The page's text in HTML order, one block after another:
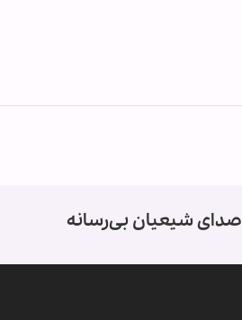
صدای شیعیان بی‌رسانه